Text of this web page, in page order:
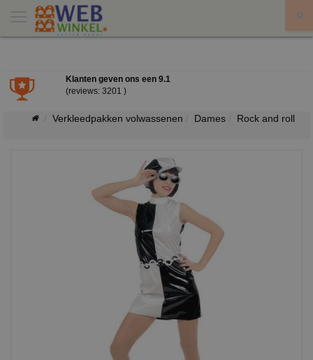
Klanten geven ons een 9.1
(reviews: 3201 )
Verkleedpakken volwassenen Dames Rock and roll